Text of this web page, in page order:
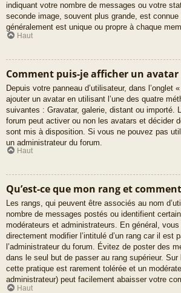
indiquant votre nombre de messages ou votre
seconde image, souvent plus grande, est connue
généralement est unique ou propre à chaque
Haut
Comment puis-je afficher un avatar
Depuis votre panneau d’utilisateur, dans l’onglet
ajouter un avatar en utilisant l’une des quatre
suivantes : Gravatar, galerie, distant ou importé.
forum peut activer ou non les avatars et décider
sont mis à disposition. Si vous ne pouvez pas
un administrateur du forum.
Haut
Qu’est-ce que mon rang et
Les rangs, qui peuvent être associés au nom
nombre de messages postés ou identifient
modérateurs et administrateurs. En général,
directement modifier l’intitulé d’un rang car il est
l’administrateur du forum. Évitez de poster des
dans le seul but de passer au rang supérieur.
cette pratique est rarement tolérée et un
administrateur) peut facilement abaisser votre
Haut